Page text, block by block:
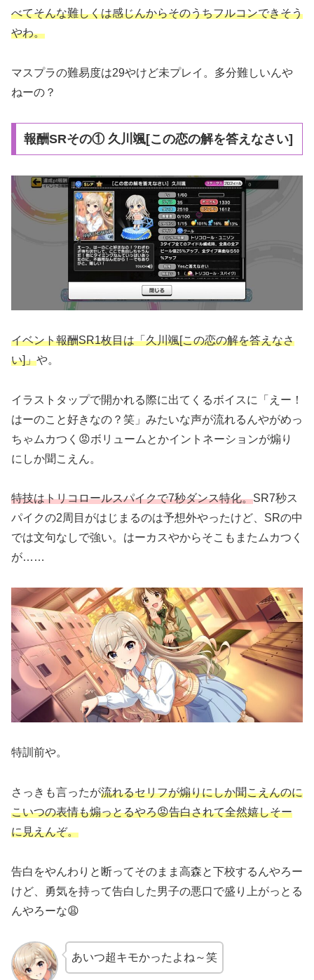
べてそんな難しくは感じんからそのうちフルコンできそう
やわ。
マスプラの難易度は29やけど未プレイ。多分難しいんや
ねーの？
報酬SRその① 久川颯[この恋の解を答えなさい]
イベント報酬SR1枚目は「久川颯[この恋の解を答えなさ
い]」や。
イラストタップで開かれる際に出てくるボイスに「えー！
はーのこと好きなの？笑」みたいな声が流れるんやがめっ
ちゃムカつく😡ボリュームとかイントネーションが煽り
にしか聞こえん。
特技はトリコロールスパイクで7秒ダンス特化。SR7秒ス
パイクの2周目がはじまるのは予想外やったけど、SRの中
では文句なしで強い。はーカスやからそこもまたムカつく
が……
特訓前や。
さっきも言ったが流れるセリフが煽りにしか聞こえんのに
こいつの表情も煽っとるやろ😡告白されて全然嬉しそー
に見えんぞ。
告白をやんわりと断ってそのまま高森と下校するんやろー
けど、勇気を持って告白した男子の悪口で盛り上がっとる
んやろーな😩
あいつ超キモかったよね～笑